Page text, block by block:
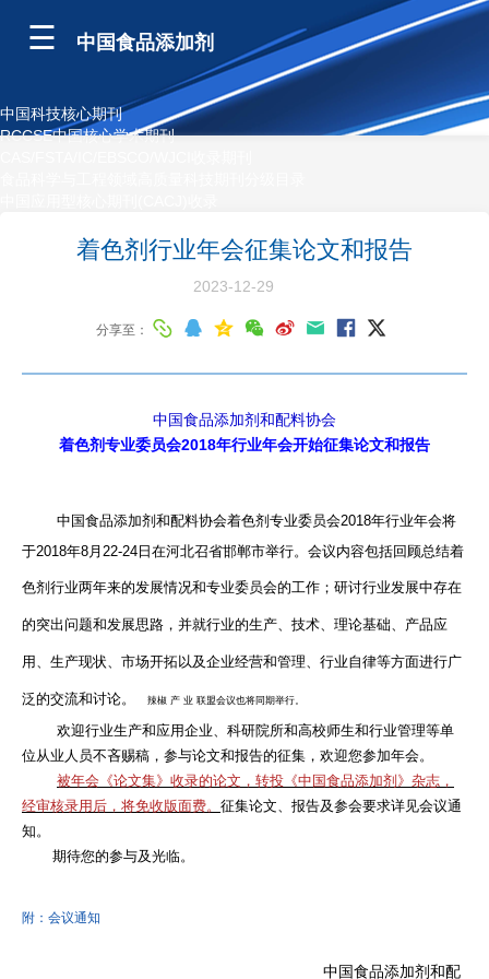
中国食品添加剂
中国科技核心期刊
RCCSE中国核心学术期刊
着色剂行业年会征集论文和报告
2023-12-29
分享至：
中国食品添加剂和配料协会
着色剂专业委员会2018年行业年会开始征集论文和报告
中国食品添加剂和配料协会着色剂专业委员会2018年行业年会将
于2018年8月22-24日在河北召省邯郸市举行。会议内容包括回顾总结着
色剂行业两年来的发展情况和专业委员会的工作； 研讨行业发展中存在
的突出问题和发展思路，并就行业的生产、技术、理论基础、产品应
用、生产现状、市场开拓以及企业经营和管理、行业自律等方面进行广
泛的交流和讨论。 辣椒 产 业 联盟会议也将同期举行。
欢迎行业生产和应用企业、科研院所和高校师生和行业管理等单
位从业人员不吝赐稿，参与论文和报告的征集，欢迎您参加年会。
被年会《论文集》收录的论文，转投《中国食品添加剂》杂志，
经审核录用后，将免收版面费。 征集论文、报告及参会要求详见会议通
知。
期待您的参与及光临。
附：会议通知
中国食品添加剂和配